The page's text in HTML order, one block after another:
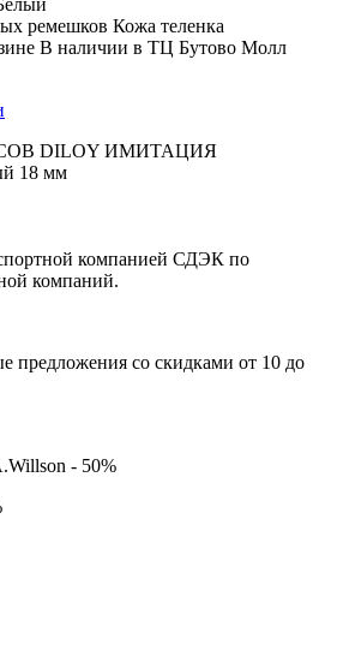
ремешков Кожа теленка
В наличии в ТЦ Бутово Молл
DILOY ИМИТАЦИЯ
18 мм
компанией СДЭК по
компаний.
предложения со скидками от 10 до
- 50%